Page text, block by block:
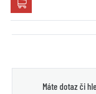
Máte dotaz či